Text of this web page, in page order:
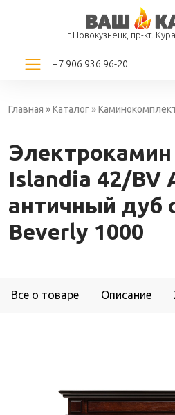
г.Новокузнецк, пр-кт.
+7 906 936 96-20
Главная »Каталог»
Электрокамин
Islandia 42/BV
античный дуб
Beverly 1000
Все о товаре Описание